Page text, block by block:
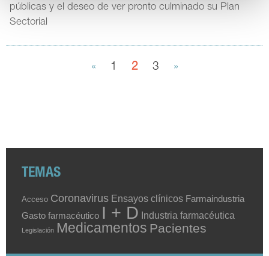
públicas y el deseo de ver pronto culminado su Plan
Sectorial
« 1 2 3 »
TEMAS
Acceso Coronavirus Ensayos clínicos Farmaindustria
Gasto farmacéutico I + D Industria farmacéutica
Legislación Medicamentos Pacientes